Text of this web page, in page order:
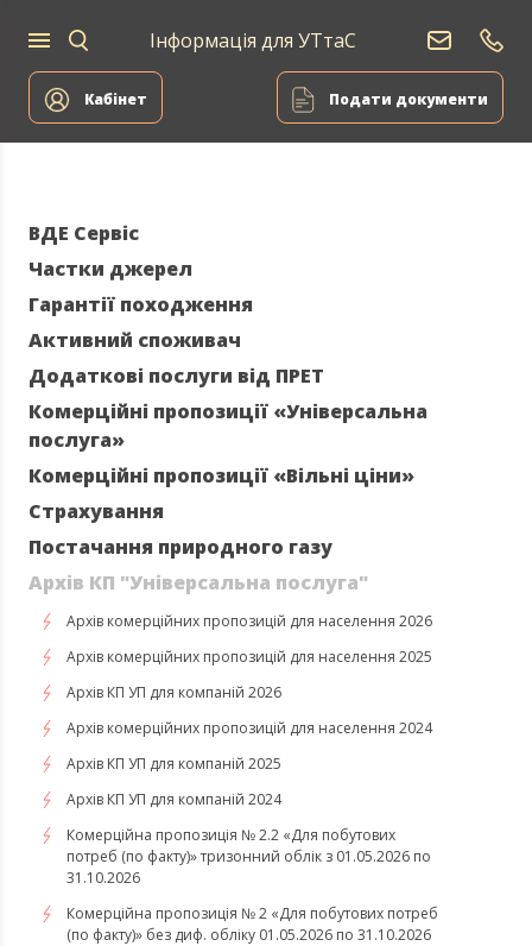
Кабінет Подати документи
Інформація для УТтаС
дому
компаній
Постачання
природного
газу
ВДЕ Сервіс
Частки джерел
Гарантії походження
Активний споживач
Додаткові послуги від ПРЕТ
Комерційні пропозиції «Універсальна
послуга»
Комерційні пропозиції «Вільні ціни»
Страхування
Постачання природного газу
Архів КП "Універсальна послуга"
Архів комерційних пропозицій для населення 2026
Архів комерційних пропозицій для населення 2025
Архів КП УП для компаній 2026
Архів комерційних пропозицій для населення 2024
Архів КП УП для компаній 2025
Архів КП УП для компаній 2024
Комерційна пропозиція № 2.2 «Для побутових
потреб (по факту)» тризонний облік з 01.05.2026 по
31.10.2026
Комерційна пропозиція № 2 «Для побутових потреб
(по факту)» без диф. обліку 01.05.2026 по 31.10.2026